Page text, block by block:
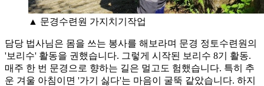
▲ 문경수련원 가지치기작업
담당 법사님은 몸을 쓰는 봉사를 해보라며 문경 정토수련원의
'보리수' 활동을 권했습니다. 그렇게 시작된 보리수 8기 활동.
매주 한 번 문경으로 향하는 길은 멀고도 험했습니다. 특히 추
운 겨울 아침이면 '가기 싫다'는 마음이 굴뚝 같았습니다. 하지